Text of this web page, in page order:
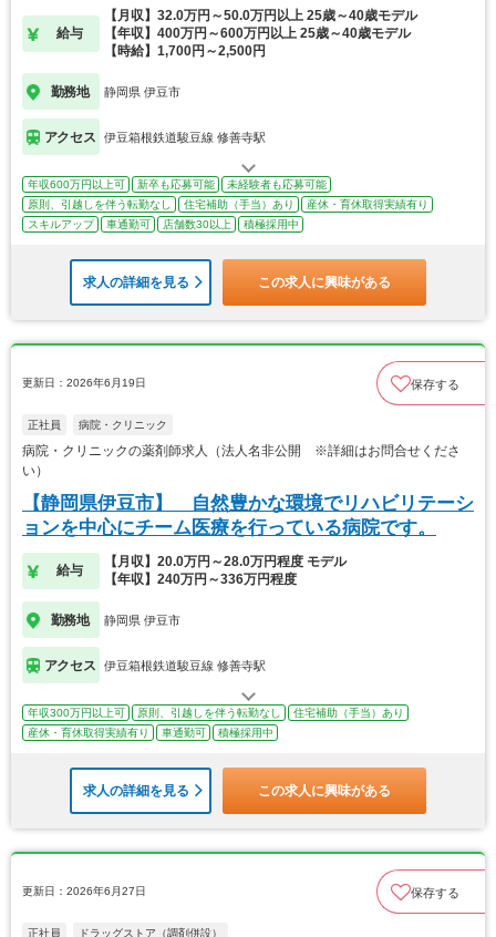
給与
【月収】32.0万円～50.0万円以上 25歳～40歳モデル
【年収】400万円～600万円以上 25歳～40歳モデル
【時給】1,700円～2,500円
勤務地 静岡県 伊豆市
アクセス 伊豆箱根鉄道駿豆線 修善寺駅
年収600万円以上可 新卒も応募可能
未経験者も応募可能
原則、引越しを伴う転勤なし
住宅補助（手当）あり
産休・育休取得実績有り
スキルアップ
車通勤可 店舗数30以上 積極採用中
求人の詳細を見る この求人に興味がある
更新日：2026年6月19日 保存する
正社員 病院・クリニック
病院・クリニックの薬剤師求人（法人名非公開 ※詳細はお問合せくださ
い）
【静岡県伊豆市】 自然豊かな環境でリハビリテーシ
ョンを中心にチーム医療を行っている病院です。
給与
【月収】20.0万円～28.0万円程度 モデル
【年収】240万円～336万円程度
勤務地 静岡県 伊豆市
アクセス 伊豆箱根鉄道駿豆線 修善寺駅
年収300万円以上可 原則、引越しを伴う転勤なし
住宅補助（手当）あり
産休・育休取得実績有り
車通勤可 積極採用中
求人の詳細を見る この求人に興味がある
更新日：2026年6月27日 保存する
正社員 ドラッグストア（調剤併設）